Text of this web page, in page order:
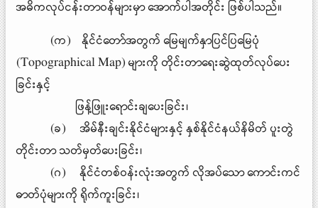
အဓိကလုပ်ငန်းတာဝန်များမှာ အောက်ပါအတိုင်း ဖြစ်ပါသည်။
(က) နိုင်ငံတော်အတွက် မြေမျက်နှာပြင်ပြမြေပုံ
(Topographical Map) များကို တိုင်းတာရေးဆွဲထုတ်လုပ်ပေး
ခြင်းနှင့်
ဖြန့်ဖြူးရောင်းချပေးခြင်း၊
(ခ) အိမ်နီးချင်းနိုင်ငံများနှင့် နှစ်နိုင်ငံနယ်နိမိတ် ပူးတွဲ
တိုင်းတာ သတ်မှတ်ပေးခြင်း၊
(ဂ) နိုင်ငံတစ်ဝန်းလုံးအတွက် လိုအပ်သော ကောင်းကင်
ဓာတ်ပုံများကို ရိုက်ကူးခြင်း၊